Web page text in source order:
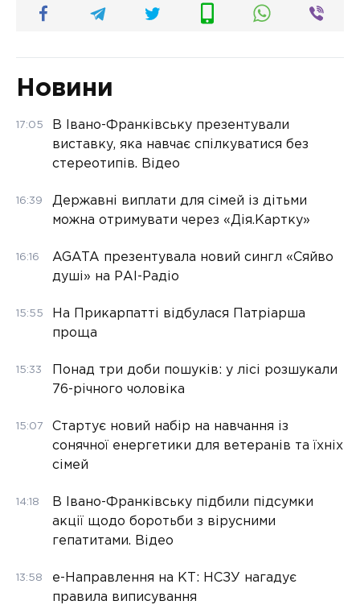
Новини
17:05
В Івано-Франківську презентували
виставку, яка навчає спілкуватися без
стереотипів. Відео
16:39
Державні виплати для сімей із дітьми
можна отримувати через «Дія.Картку»
16:16
AGATA презентувала новий сингл «Сяйво
душі» на РАІ-Радіо
15:55
На Прикарпатті відбулася Патріарша
проща
15:33
Понад три доби пошуків: у лісі розшукали
76-річного чоловіка
15:07
Стартує новий набір на навчання із
сонячної енергетики для ветеранів та їхніх
сімей
14:18
В Івано-Франківську підбили підсумки
акції щодо боротьби з вірусними
гепатитами. Відео
13:58
е-Направлення на КТ: НСЗУ нагадує
правила виписування